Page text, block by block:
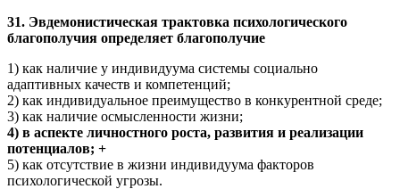
31. Эвдемонистическая трактовка психологического
благополучия определяет благополучие
1) как наличие у индивидуума системы социально
адаптивных качеств и компетенций;
2) как индивидуальное преимущество в конкурентной среде;
3) как наличие осмысленности жизни;
4) в аспекте личностного роста, развития и реализации
потенциалов; +
5) как отсутствие в жизни индивидуума факторов
психологической угрозы.